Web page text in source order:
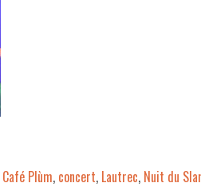
Café Plùm, concert, Lautrec, Nuit du